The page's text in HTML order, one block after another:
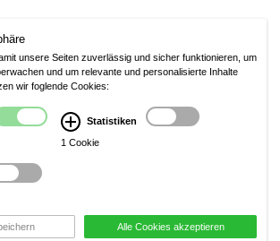
a
- 1
6 - 2
18:30 Uhr
Haftungsausschluss/
unsere Seiten zuverlässig und sicher funktionieren, um
und um relevante und personalisierte Inhalte
wir foglende Cookies:
Statistiken
1 Cookie
Alle Cookies akzeptieren